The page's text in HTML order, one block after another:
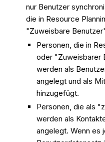
nur Benutzer
die in Resource
"Zuweisbare
Personen, die in
oder "Zuweisbarer
werden als
angelegt und als
hinzugefügt.
Personen, die als
werden als
angelegt. Wenn es